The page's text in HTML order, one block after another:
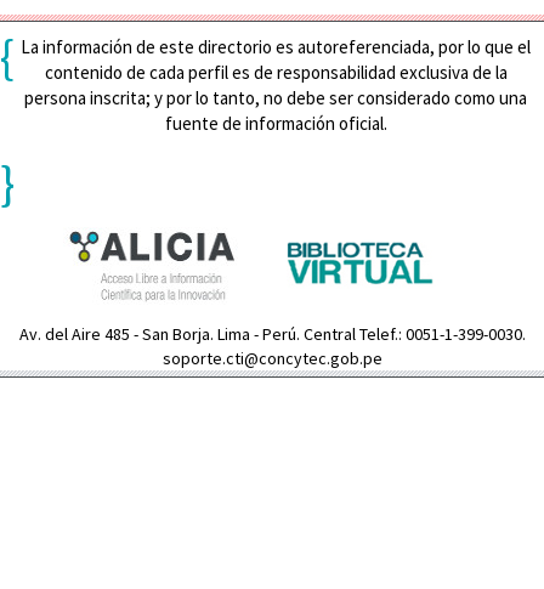
{ La información de este directorio es autoreferenciada, por lo que el
contenido de cada perfil es de responsabilidad exclusiva de la
persona inscrita; y por lo tanto, no debe ser considerado como una
fuente de información oficial.
}
Av. del Aire 485 - San Borja. Lima - Perú. Central Telef.: 0051-1-399-0030.
soporte.cti@concytec.gob.pe